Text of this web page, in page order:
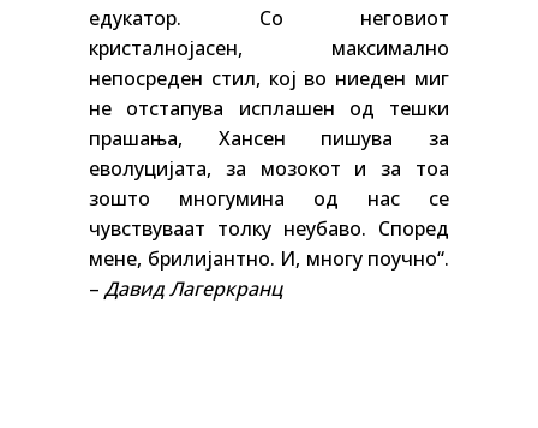
едукатор. Со неговиот
кристалнојасен, максимално
непосреден стил, кој во ниеден миг
не отстапува исплашен од тешки
прашања, Хансен пишува за
еволуцијата, за мозокот и за тоа
зошто многумина од нас се
чувствуваат толку неубаво. Според
мене, брилијантно. И, многу поучно“.
– Давид Лагеркранц